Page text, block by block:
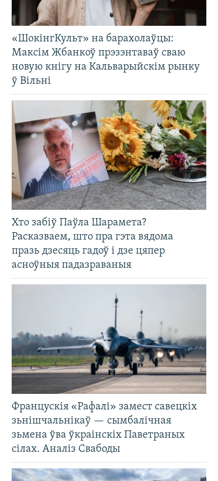
«ШокінгКульт» на барахолаўцы:
Максім Жбанкоў прэзэнтаваў сваю
новую кнігу на Кальварыйскім рынку
ў Вільні
Хто забіў Паўла Шарамета?
Расказваем, што пра гэта вядома
празь дзесяць гадоў і дзе цяпер
асноўныя падазраваныя
Францускія «Рафалі» замест савецкіх
зьнішчальнікаў — сымбалічная
зьмена ўва ўкраінскіх Паветраных
сілах. Аналіз Свабоды